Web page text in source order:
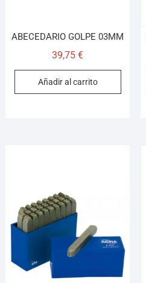
ABECEDARIO GOLPE 03MM
39,75€
Añadir al carrito